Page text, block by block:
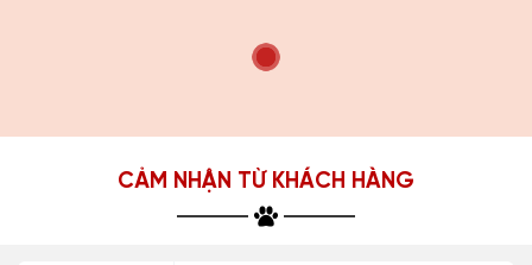
CẢM NHẬN TỪ KHÁCH HÀNG